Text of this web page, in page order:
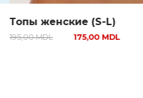
Топы женские (S-L)
195,00MDL 175,00MDL